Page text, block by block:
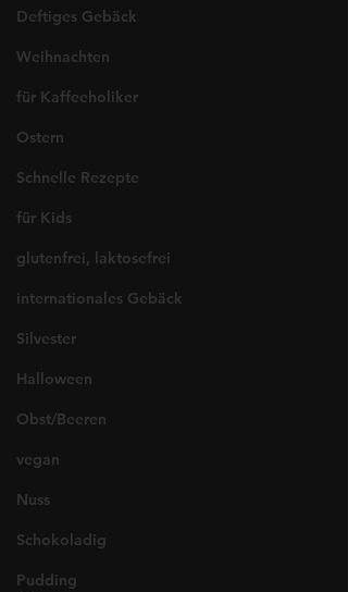
Deftiges Gebäck
Weihnachten
für Kaffeeholiker
Ostern
Schnelle Rezepte
für Kids
glutenfrei, laktosefrei
internationales Gebäck
Silvester
Halloween
Obst/Beeren
vegan
Nuss
Schokoladig
Pudding